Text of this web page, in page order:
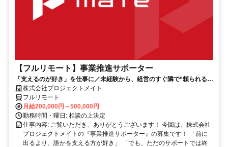
【フルリモート】事業推進サポーター
「支えるのが好き」を仕事に／未経験から、経営のすぐ隣で“頼られる存
在”へ／20代が活躍中／研修制度充実／リモートワーク可能
株式会社プロジェクトメイト
フルリモート
月給200,000円～500,000円
勤務時間・曜日: 相談の上決定
仕事内容: ご覧いただき、ありがとうございます！ 今回は、株式会社
プロジェクトメイトの『事業推進サポーター』の募集です！ 「前に
出るより、誰かを支える方が好き」 「でも、ただのサポートでは終